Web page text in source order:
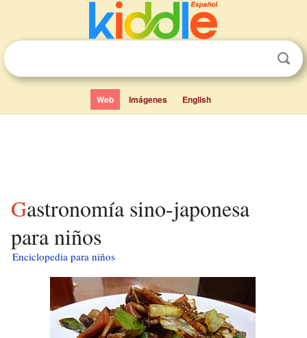
Web Imágenes English
Gastronomía sino-japonesa
para niños
Enciclopedia para niños